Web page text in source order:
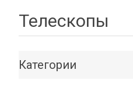
Телескопы
Категории